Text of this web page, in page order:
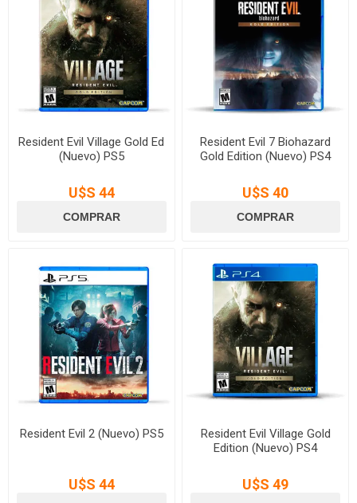
Resident Evil Village Gold Ed
(Nuevo) PS5
U$S 44
Resident Evil 7 Biohazard
Gold Edition (Nuevo) PS4
U$S 40
Resident Evil 2 (Nuevo) PS5
U$S 44
Resident Evil Village Gold
Edition (Nuevo) PS4
U$S 49